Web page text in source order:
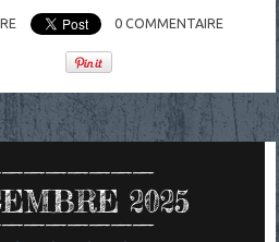
0 COMMENTAIRE
2025